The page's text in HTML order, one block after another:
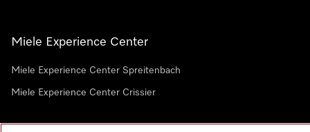
Miele Experience Center
Miele Experience Center Spreitenbach
Miele Experience Center Crissier